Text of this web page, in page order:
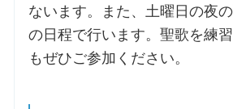
ないます。また、土曜日の夜
の日程で行います。聖歌を練
もぜひご参加ください。